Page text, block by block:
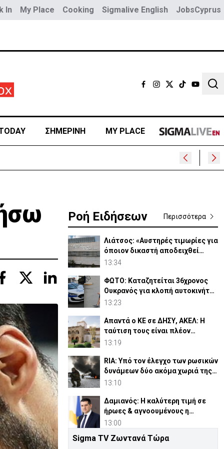
In My Place Cooking Sigmalive English JobsCyprus
ΣΗΜΕΡΙΝΗ MY PLACE
Ροή Ειδήσεων Περισσότερα
Λιάτσος: «Αυστηρές τιμωρίες για
όποιον δικαστή αποδειχθεί
ένοχος»
13:34
ΦΩΤΟ: Καταζητείται 36χρονος
Ουκρανός για κλοπή αυτοκινήτου
στη Λεμεσό
13:23
Απαντά ο ΚΕ σε ΔΗΣΥ, ΑΚΕΛ: Η
ταύτιση τους είναι πλέον
καθημερινή διαπίστωση
13:19
RIA: Υπό τον έλεγχο των ρωσικών
δυνάμεων δύο ακόμα χωριά της
Αν. Ουκρανίας
13:10
Δαμιανός: Η καλύτερη τιμή σε
ήρωες & αγνοουμένους η
προσπάθεια για ελευθερία
13:00
Αυστραλία: Παρ' ολίγον
Sigma TV Ζωντανά Τώρα